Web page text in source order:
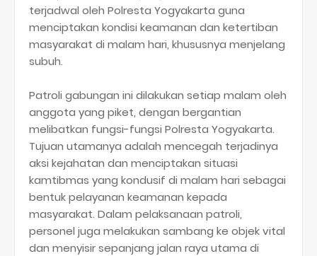
terjadwal oleh Polresta Yogyakarta guna
menciptakan kondisi keamanan dan ketertiban
masyarakat di malam hari, khususnya menjelang
subuh.
Patroli gabungan ini dilakukan setiap malam oleh
anggota yang piket, dengan bergantian
melibatkan fungsi-fungsi Polresta Yogyakarta.
Tujuan utamanya adalah mencegah terjadinya
aksi kejahatan dan menciptakan situasi
kamtibmas yang kondusif di malam hari sebagai
bentuk pelayanan keamanan kepada
masyarakat. Dalam pelaksanaan patroli,
personel juga melakukan sambang ke objek vital
dan menyisir sepanjang jalan raya utama di